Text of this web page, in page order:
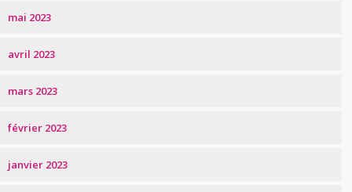
mai 2023
avril 2023
mars 2023
février 2023
janvier 2023